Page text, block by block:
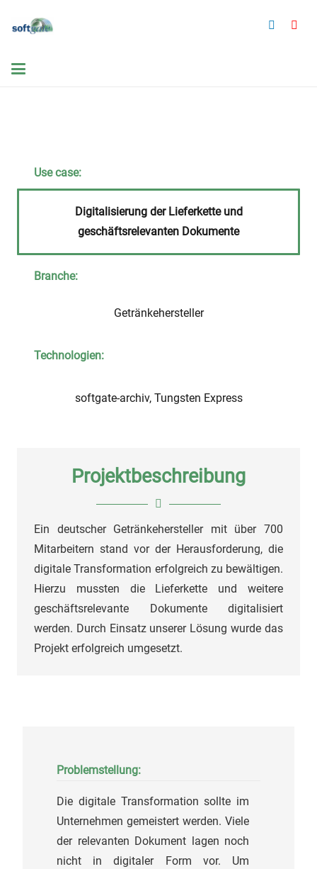
Use case:
Digitalisierung der Lieferkette und
geschäftsrelevanten Dokumente
Branche:
Getränkehersteller
Technologien:
softgate-archiv, Tungsten Express
Projektbeschreibung
Ein deutscher Getränkehersteller mit über 700
Mitarbeitern stand vor der Herausforderung, die
digitale Transformation erfolgreich zu bewältigen.
Hierzu mussten die Lieferkette und weitere
geschäftsrelevante Dokumente digitalisiert
werden. Durch Einsatz unserer Lösung wurde das
Projekt erfolgreich umgesetzt.
Problemstellung:
Die digitale Transformation sollte im
Unternehmen gemeistert werden. Viele
der relevanten Dokument lagen noch
nicht in digitaler Form vor. Um